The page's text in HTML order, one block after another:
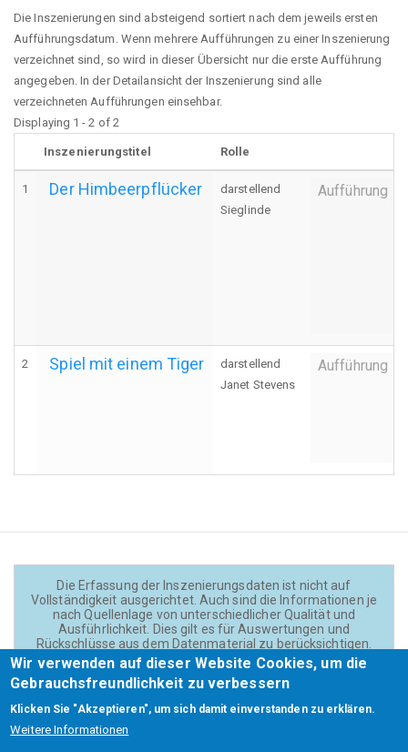
Die Inszenierungen sind absteigend sortiert nach dem jeweils ersten
Aufführungsdatum. Wenn mehrere Aufführungen zu einer Inszenierung
verzeichnet sind, so wird in dieser Übersicht nur die erste Aufführung
angegeben. In der Detailansicht der Inszenierung sind alle
verzeichneten Aufführungen einsehbar.
Displaying 1 - 2 of 2
Inszenierungstitel Rolle
1 Der Himbeerpflücker
darstellend
Sieglinde
Aufführung
2 Spiel mit einem Tiger
darstellend
Janet Stevens
Aufführung
Die Erfassung der Inszenierungsdaten ist nicht auf
Vollständigkeit ausgerichtet. Auch sind die Informationen je
nach Quellenlage von unterschiedlicher Qualität und
Ausführlichkeit. Dies gilt es für Auswertungen und
Rückschlüsse aus dem Datenmaterial zu berücksichtigen.
Daten und Texte auf der Website sind - wenn nicht anders
angegeben - lizensiert unterCC BY 4.0(Creator:
Theadok.at).
Wir verwenden auf dieser Website Cookies, um die
Gebrauchsfreundlichkeit zu verbessern
Klicken Sie "Akzeptieren", um sich damit einverstanden zu erklären.
Weitere Informationen